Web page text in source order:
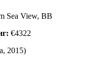
Sea View, BВ
€4322
2015)